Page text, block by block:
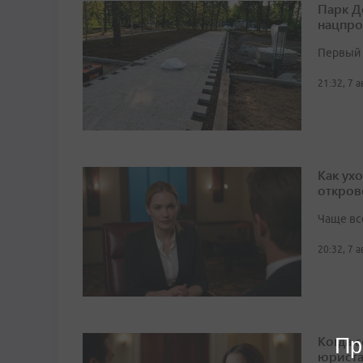
Парк
Первый
21:32, 7
Как
Чаще
20:32, 7
Когда
юриста